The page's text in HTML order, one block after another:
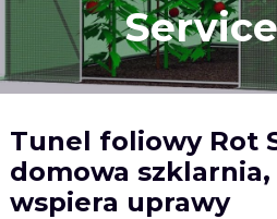
Tunel foliowy Rot
domowa
wspiera uprawy